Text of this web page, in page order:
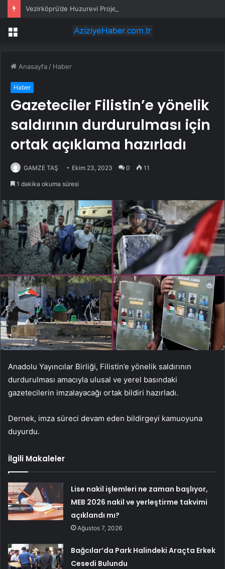
Vezirköprü’de Huzurevi Projesine 192 Milyon TL Destek
Menü
Anasayfa / Haber
Haber
Gazeteciler Filistin’e yönelik
saldırının durdurulması için
ortak açıklama hazırladı
GAMZE TAŞ Ekim 23, 2023 0 11
1 dakika okuma süresi
Anadolu Yayıncılar Birliği, Filistin’e yönelik saldırının
durdurulması amacıyla ulusal ve yerel basındaki
gazetecilerin imzalayacağı ortak bildiri hazırladı.
Dernek, imza süreci devam eden bildirgeyi kamuoyuna
duyurdu.
İlgili Makaleler
Lise nakil işlemleri ne zaman başlıyor,
MEB 2026 nakil ve yerleştirme takvimi
açıklandı mı?
Ağustos 7, 2026
Bağcılar’da Park Halindeki Araçta Erkek
Cesedi Bulundu